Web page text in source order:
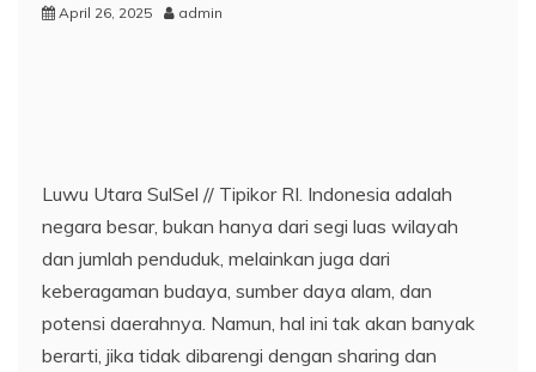
April 26, 2025 admin
Luwu Utara SulSel // Tipikor RI. Indonesia adalah
negara besar, bukan hanya dari segi luas wilayah
dan jumlah penduduk, melainkan juga dari
keberagaman budaya, sumber daya alam, dan
potensi daerahnya. Namun, hal ini tak akan banyak
berarti, jika tidak dibarengi dengan sharing dan